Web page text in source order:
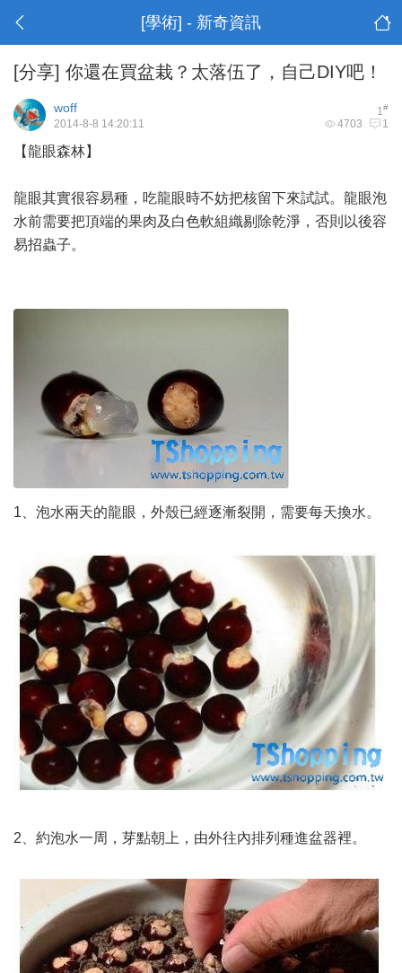
[學術] - 新奇資訊
[分享] 你還在買盆栽？太落伍了，自己DIY吧！
1#
woff
4703 1
2014-8-8 14:20:11
【龍眼森林】
龍眼其實很容易種，吃龍眼時不妨把核留下來試試。龍眼泡
水前需要把頂端的果肉及白色軟組織剔除乾淨，否則以後容
易招蟲子。
1、泡水兩天的龍眼，外殼已經逐漸裂開，需要每天換水。
2、約泡水一周，芽點朝上，由外往內排列種進盆器裡。